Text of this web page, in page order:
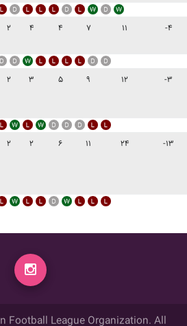
۲ ۴ ۴ ۷ ۱۱ -۴
۲ ۳ ۵ ۹ ۱۲ -۳
۲ ۲ ۶ ۱۱ ۲۴ -۱۳
Football League Organization. All